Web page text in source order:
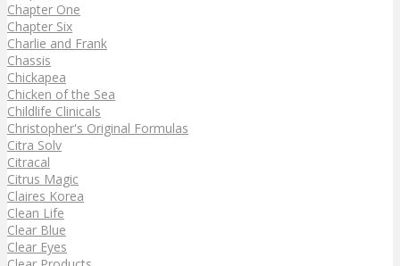
Chapter One
Chapter Six
Charlie and Frank
Chassis
Chickapea
Chicken of the Sea
Childlife Clinicals
Christopher's Original Formulas
Citra Solv
Citracal
Citrus Magic
Claires Korea
Clean Life
Clear Blue
Clear Eyes